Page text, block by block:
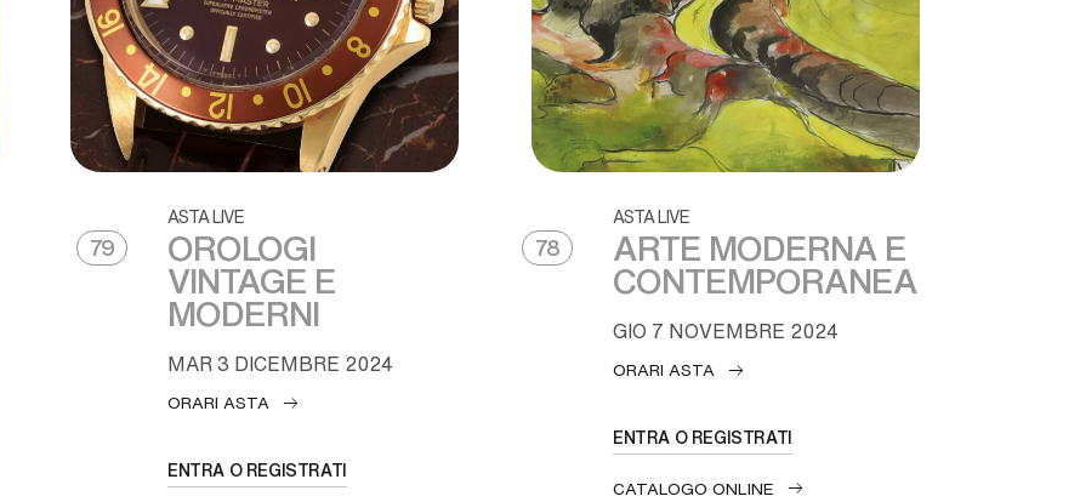
79
ASTA LIVE
OROLOGI
VINTAGE E
MODERNI
MAR3 DICEMBRE 2024
ORARI ASTA
ENTRA O REGISTRATI
78
ASTA LIVE
ARTE MODERNA E
CONTEMPORANEA
GIO 7 NOVEMBRE 2024
ORARI ASTA
ENTRA O REGISTRATI
CATALOGO ONLINE